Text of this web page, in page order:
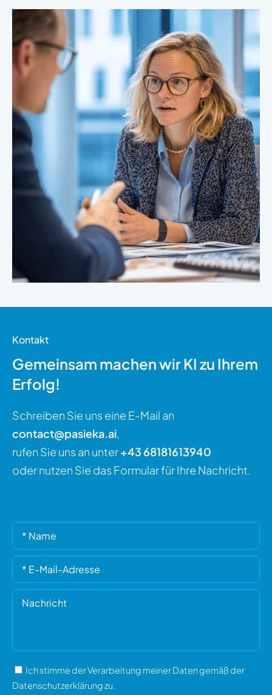
Kontakt
Gemeinsam machen wir KI zu Ihrem
Erfolg!
Schreiben Sie uns eine E-Mail an
contact@pasieka.ai,
rufen Sie uns an unter+43 68181613940
oder nutzen Sie das Formular für Ihre Nachricht.
Please
leave
this
field
empty.
Please
leave
this
field
empty.
Ich stimme der Verarbeitung meiner Daten gemäß der
Datenschutzerklärungzu.